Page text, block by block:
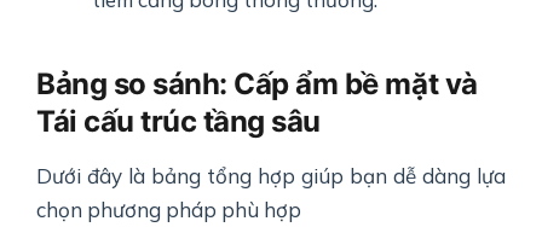
Bảng so sánh: Cấp ẩm bề mặt và
Tái cấu trúc tầng sâu
Dưới đây là bảng tổng hợp giúp bạn dễ dàng lựa
chọn phương pháp phù hợp